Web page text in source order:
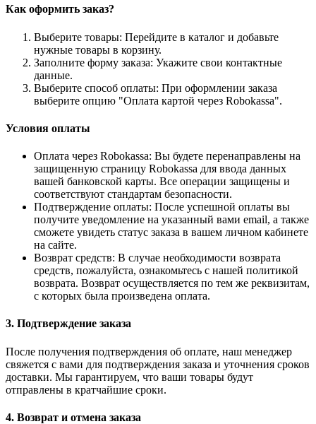
Как оформить заказ?
Выберите товары: Перейдите в каталог и добавьте
нужные товары в корзину.
Заполните форму заказа: Укажите свои контактные
данные.
Выберите способ оплаты: При оформлении заказа
выберите опцию "Оплата картой через Robokassa".
Условия оплаты
Оплата через Robokassa: Вы будете перенаправлены на
защищенную страницу Robokassa для ввода данных
вашей банковской карты. Все операции защищены и
соответствуют стандартам безопасности.
Подтверждение оплаты: После успешной оплаты вы
получите уведомление на указанный вами email, а также
сможете увидеть статус заказа в вашем личном кабинете
на сайте.
Возврат средств: В случае необходимости возврата
средств, пожалуйста, ознакомьтесь с нашей политикой
возврата. Возврат осуществляется по тем же реквизитам,
с которых была произведена оплата.
3. Подтверждение заказа
После получения подтверждения об оплате, наш менеджер
свяжется с вами для подтверждения заказа и уточнения сроков
доставки. Мы гарантируем, что ваши товары будут
отправлены в кратчайшие сроки.
4. Возврат и отмена заказа